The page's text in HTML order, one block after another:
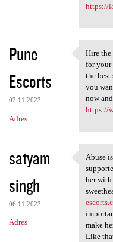
https://
Pune
Escorts
02.11.2023
Adres
Hire
Hire the
for your
the best
you
now
https://
satyam
singh
06.11.2023
Adres
Abuse
Abuse
her
make
Like